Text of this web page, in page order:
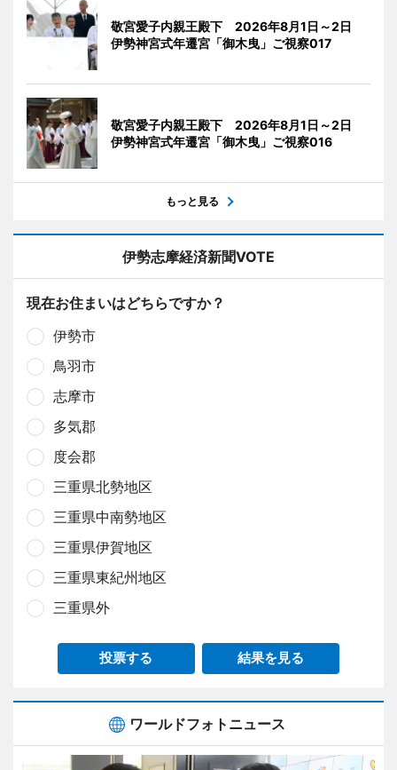
敬宮愛子内親王殿下 2026年8月1日～2日
伊勢神宮式年遷宮「御木曳」ご視察017
敬宮愛子内親王殿下 2026年8月1日～2日
伊勢神宮式年遷宮「御木曳」ご視察016
もっと見る
伊勢志摩経済新聞VOTE
現在お住まいはどちらですか？
伊勢市
鳥羽市
志摩市
多気郡
度会郡
三重県北勢地区
三重県中南勢地区
三重県伊賀地区
三重県東紀州地区
三重県外
投票する 結果を見る
ワールドフォトニュース